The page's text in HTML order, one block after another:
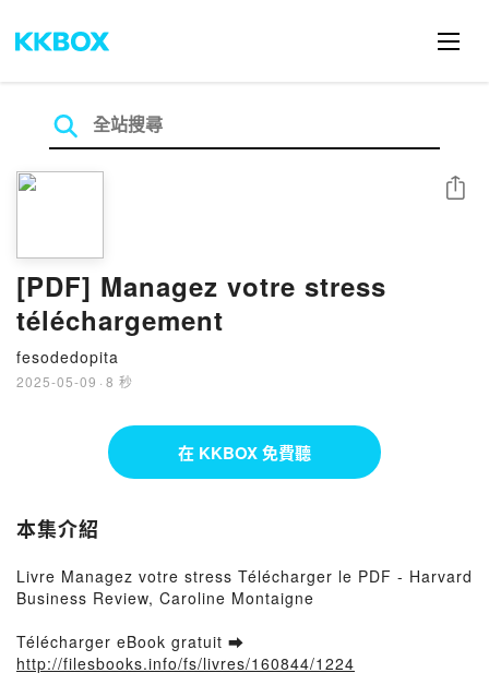
[PDF] Managez votre stress
téléchargement
fesodedopita
2025-05-09 · 8 秒
分享
在 KKBOX 免費聽
本集介紹
Livre Managez votre stress Télécharger le PDF - Harvard
Business Review, Caroline Montaigne
Télécharger eBook gratuit ➡
http://filesbooks.info/fs/livres/160844/1224